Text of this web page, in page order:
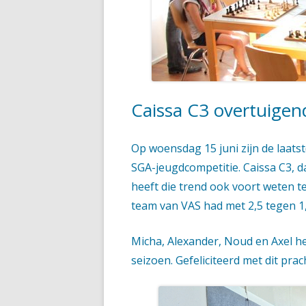
HANDIGE DOCUMENTENASPIRANTEN, HERFST 2023
SUPERSTERREN, HERFST 2023
Caissa C3
Op woensdag 15 juni zijn de
SGA-jeugdcompetitie. Caissa C3,
heeft die trend ook voort weten
team van VAS had met 2,5 tegen
Micha, Alexander, Noud en Axel
seizoen. Gefeliciteerd met dit